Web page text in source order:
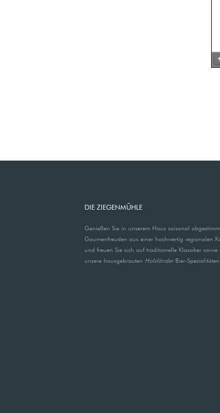
DIE ZIEGENMÜHLE
Genießen Sie in unserem Haus saisonal
Gaumenfreuden aus einer hochwertig regionalen
und freuen Sie sich auf traditionelle Klassiker sowie
unsere hausgebrauten HolzländerBier-